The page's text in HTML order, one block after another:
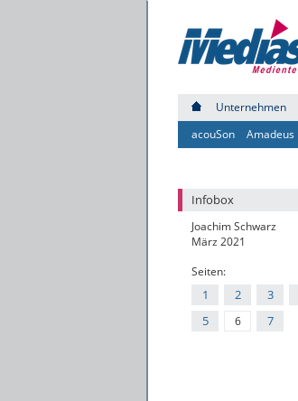
Unternehmen
acouSon
Amadeus
Infobox
Joachim Schwarz
März 2021
Seiten:
1 2 3
5
6 7